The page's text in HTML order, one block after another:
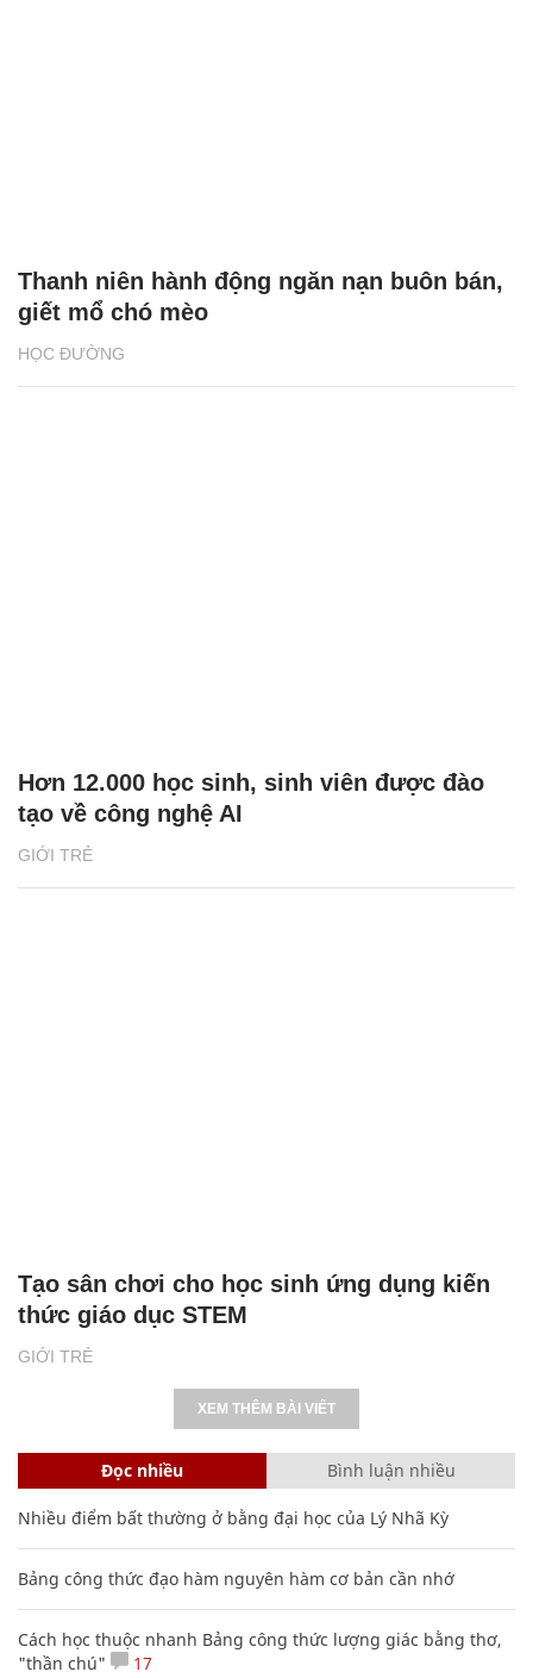
HỌC ĐƯỜNG
Thanh niên hành động ngăn nạn buôn bán,
giết mổ chó mèo
GIỚI TRẺ
Hơn 12.000 học sinh, sinh viên được đào
tạo về công nghệ AI
GIỚI TRẺ
Tạo sân chơi cho học sinh ứng dụng kiến
thức giáo dục STEM
XEM THÊM BÀI VIẾT
Đọc nhiều Bình luận nhiều
Nhiều điểm bất thường ở bằng đại học của Lý Nhã Kỳ
Bảng công thức đạo hàm nguyên hàm cơ bản cần nhớ
Cách học thuộc nhanh Bảng công thức lượng giác bằng thơ,
"thần chú"
17